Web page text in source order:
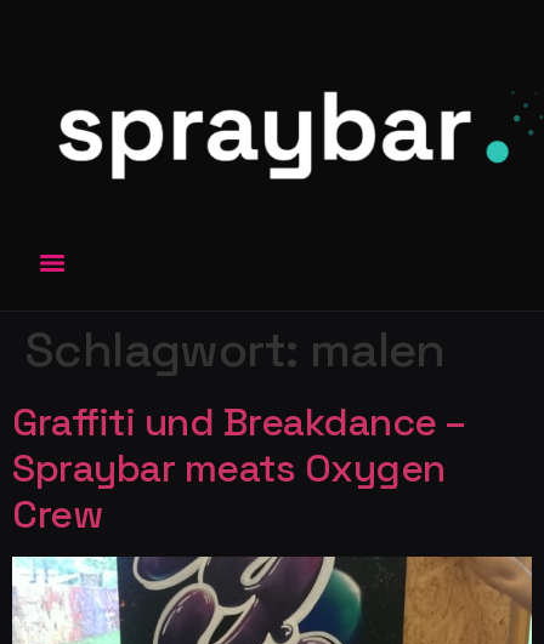
Schlagwort: malen
Graffiti und Breakdance –
Spraybar meats Oxygen
Crew